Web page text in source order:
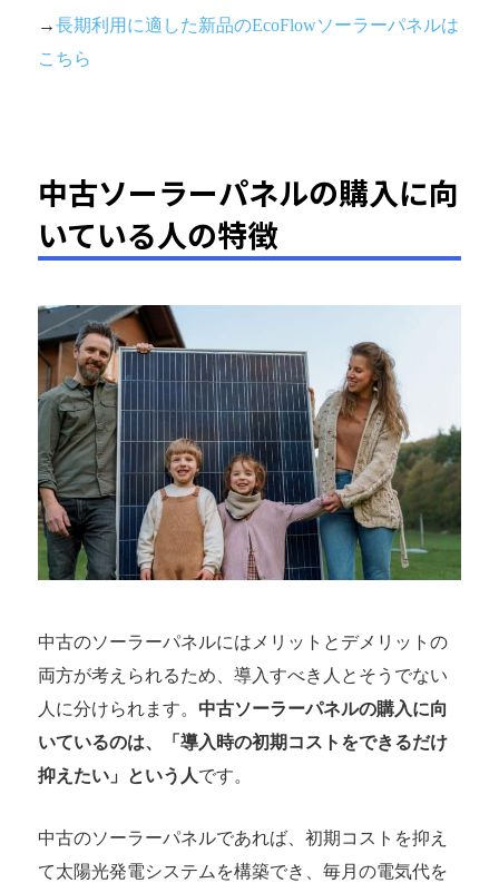
→長期利用に適した新品のEcoFlowソーラーパネルは
こちら
中古ソーラーパネルの購入に向
いている人の特徴
中古のソーラーパネルにはメリットとデメリットの
両方が考えられるため、導入すべき人とそうでない
人に分けられます。 中古ソーラーパネルの購入に向
いているのは、「導入時の初期コストをできるだけ
抑えたい」という人です。
中古のソーラーパネルであれば、初期コストを抑え
て太陽光発電システムを構築でき、毎月の電気代を